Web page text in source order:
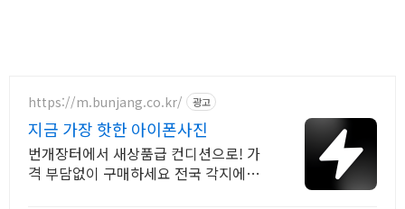
https://m.bunjang.co.kr/ 광고
지금 가장 핫한 아이폰사진
번개장터에서 새상품급 컨디션으로! 가
격 부담없이 구매하세요 전국 각지에서